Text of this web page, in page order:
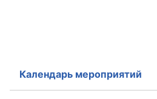
Календарь мероприятий